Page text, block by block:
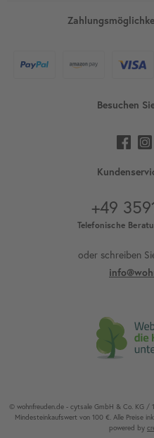
Besuchen
+49
Telefonische
oder schreiben
© wohnfreuden.de - cytsale GmbH & Co. KG /
Mindesteinkaufswert von 100 €. Alle Preise
powered by